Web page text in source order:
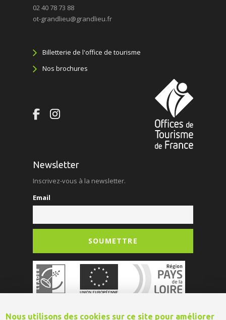
02 40 78 73 88
ot-grandlieu@grandlieu.fr
Billetterie de l'office de tourisme
Nos brochures
Newsletter
Inscrivez-vous à la newsletter.
Email
Nous utilisons des cookies sur ce site pour améliorer